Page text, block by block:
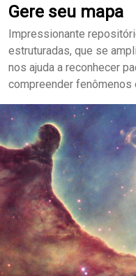
Gere seu mapa
Impressionante
estruturadas, que se
nos ajuda a reconhecer
compreender fenômenos